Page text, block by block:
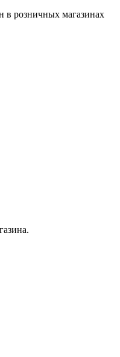
в розничных магазинах